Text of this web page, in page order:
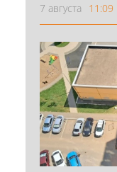
7 августа 11:09